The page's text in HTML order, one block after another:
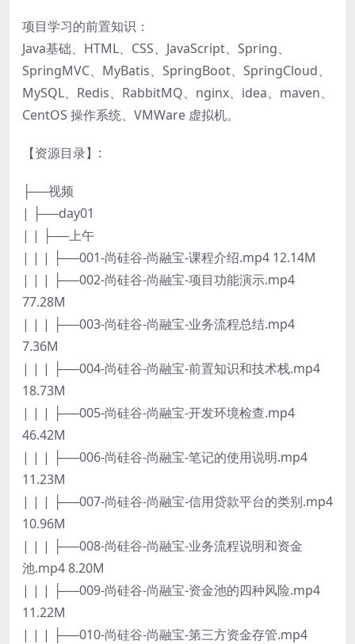
项目学习的前置知识：
Java基础、HTML、CSS、JavaScript、Spring、
SpringMVC、MyBatis、SpringBoot、SpringCloud、
MySQL、Redis、RabbitMQ、nginx、idea、maven、
CentOS 操作系统、VMWare 虚拟机。
【资源目录】:
├──视频
| ├──day01
| | ├──上午
| | | ├──001-尚硅谷-尚融宝-课程介绍.mp4 12.14M
| | | ├──002-尚硅谷-尚融宝-项目功能演示.mp4
77.28M
| | | ├──003-尚硅谷-尚融宝-业务流程总结.mp4
7.36M
| | | ├──004-尚硅谷-尚融宝-前置知识和技术栈.mp4
18.73M
| | | ├──005-尚硅谷-尚融宝-开发环境检查.mp4
46.42M
| | | ├──006-尚硅谷-尚融宝-笔记的使用说明.mp4
11.23M
| | | ├──007-尚硅谷-尚融宝-信用贷款平台的类别.mp4
10.96M
| | | ├──008-尚硅谷-尚融宝-业务流程说明和资金
池.mp4 8.20M
| | | ├──009-尚硅谷-尚融宝-资金池的四种风险.mp4
11.22M
| | | ├──010-尚硅谷-尚融宝-第三方资金存管.mp4